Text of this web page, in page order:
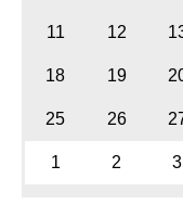
11 12
18 19
25 26
1 2 3